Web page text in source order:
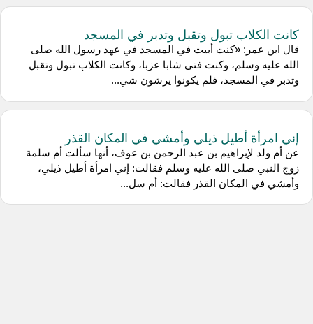
كانت الكلاب تبول وتقبل وتدبر في المسجد
قال ابن عمر: «كنت أبيت في المسجد في عهد رسول الله صلى
الله عليه وسلم، وكنت فتى شابا عزبا، وكانت الكلاب تبول وتقبل
وتدبر في المسجد، فلم يكونوا يرشون شي...
إني امرأة أطيل ذيلي وأمشي في المكان القذر
عن أم ولد لإبراهيم بن عبد الرحمن بن عوف، أنها سألت أم سلمة
زوج النبي صلى الله عليه وسلم فقالت: إني امرأة أطيل ذيلي،
وأمشي في المكان القذر فقالت: أم سل...